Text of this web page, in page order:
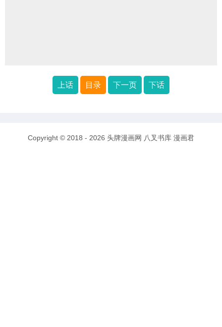
上话 目录 下一页 下话
Copyright © 2018 - 2026 头牌漫画网 八叉书库 漫画君